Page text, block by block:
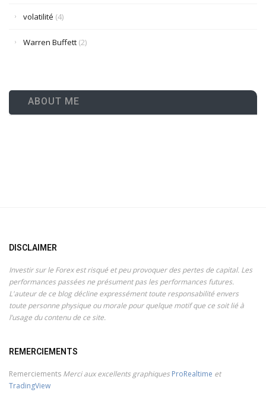
volatilité (4)
Warren Buffett (2)
ABOUT ME
DISCLAIMER
Investir sur le Forex est risqué et peu provoquer des pertes de capital. Les
performances passées ne présument pas les performances futures.
L'auteur de ce blog décline expressément toute responsabilité envers
toute personne physique ou morale pour quelque motif que ce soit lié à
l’usage du contenu de ce site.
REMERCIEMENTS
Remerciements Merci aux excellents graphiques ProRealtime et
TradingView